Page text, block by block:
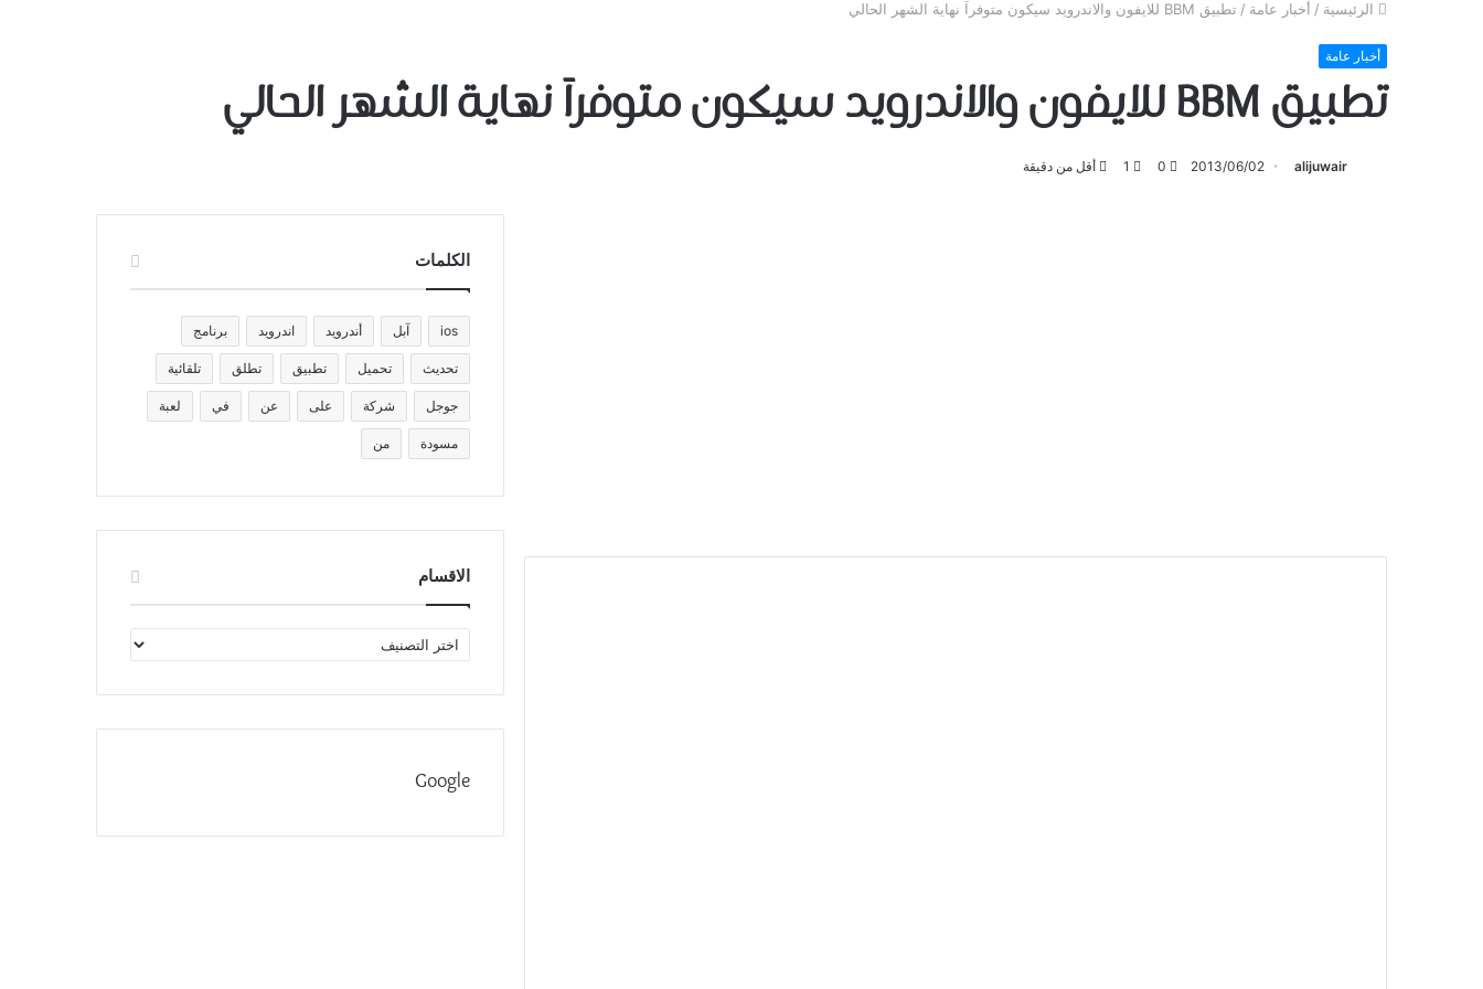
الرئيسية / أخبار عامة / تطبيق BBM للايفون والاندرويد سيكون متوفراَ نهاية الشهر الحالي
أخبار عامة
تطبيق BBM للايفون والاندرويد سيكون متوفراَ نهاية الشهر الحالي
alijuwair
2013/06/02
0
1 أقل من دقيقة
الكلمات
ios آبل أندرويد اندرويد برنامج
تحديث تحميل تطبيق تطلق تلقائية
جوجل شركة على عن في لعبة
مسودة من
الاقسام
الاقسام
Google